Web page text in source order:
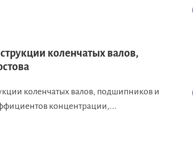
коленчатых валов,
коленчатых валов, подшипников и
концентрации,...